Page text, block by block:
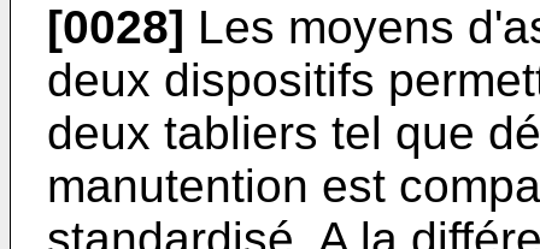
[0028] Les moyens
deux dispositifs
deux tabliers tel que
manutention est